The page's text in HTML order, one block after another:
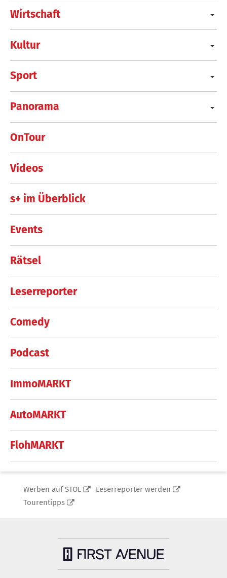
Wirtschaft
Kultur
Sport
Panorama
OnTour
Videos
s+ im Überblick
Events
Rätsel
Leserreporter
Comedy
Podcast
ImmoMARKT
AutoMARKT
FlohMARKT
Werben auf STOL
Leserreporter werden
Tourentipps